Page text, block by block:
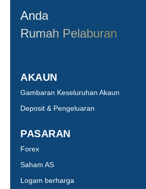
Anda
Rumah Pelaburan
AKAUN
Gambaran Keseluruhan Akaun
Deposit & Pengeluaran
PASARAN
Forex
Saham AS
Logam berharga